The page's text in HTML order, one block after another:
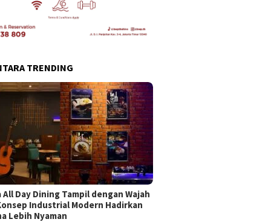
TRENDING
All Day Dining Tampil dengan Wajah
Industrial Modern Hadirkan
Lebih Nyaman